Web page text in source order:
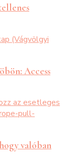
Access
valóban